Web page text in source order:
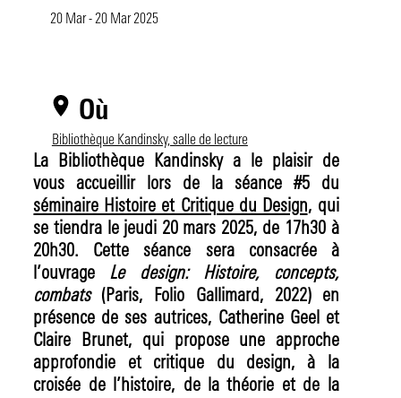
Catalogue raisonné des expositions du Centre Pompidou
Digital BK
Mises en ligne
Tous nos billets
Prêts pour expositions
Questions fréquemment posées
J'ai oublié mon mot de passe
J'ai des questions
La Bibliothèque Kandinsky a le plaisir de
vous accueillir lors de la séance #5 du
séminaire Histoire et Critique du Design, qui
se tiendra le jeudi 20 mars 2025, de 17h30 à
20h30. Cette séance sera consacrée à
l’ouvrage Le design: Histoire, concepts,
combats(Paris, Folio Gallimard, 2022) en
présence de ses autrices, Catherine Geel et
Claire Brunet, qui propose une approche
approfondie et critique du design, à la
croisée de l’histoire, de la théorie et de la
20 Mar - 20 Mar 2025
Où
Bibliothèque Kandinsky, salle de lecture